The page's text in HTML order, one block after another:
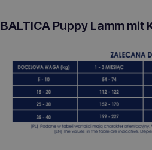
BALTICA Puppy Lamm